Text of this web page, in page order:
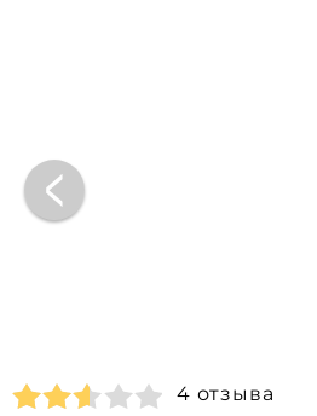
4 отзыва